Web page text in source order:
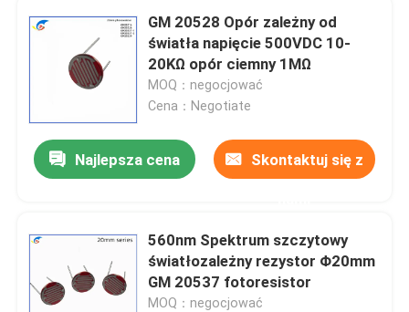
GM 20528 Opór zależny od
światła napięcie 500VDC 10-
20KΩ opór ciemny 1MΩ
MOQ：negocjować
Cena：Negotiate
Najlepsza cena Skontaktuj się z
560nm Spektrum szczytowy
światłozależny rezystor Φ20mm
GM 20537 fotoresistor
MOQ：negocjować